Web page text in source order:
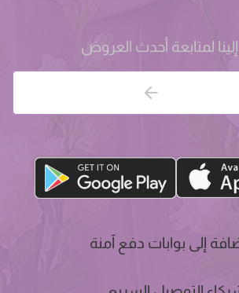
لمتابعة أحدث العروض
إلى بوابات دفع آمنة